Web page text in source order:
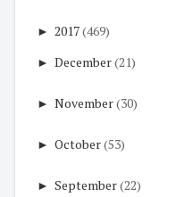
► 2017(469)
► December(21)
► November(30)
► October(53)
► September(22)